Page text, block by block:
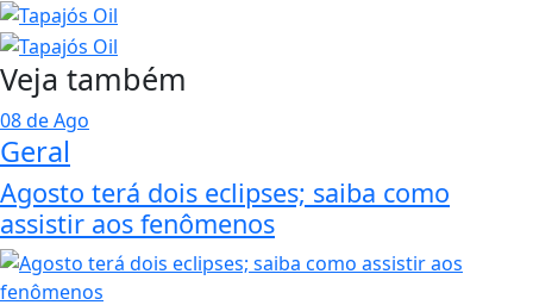
Veja também
08 de Ago
Geral
Agosto terá dois eclipses; saiba como
assistir aos fenômenos